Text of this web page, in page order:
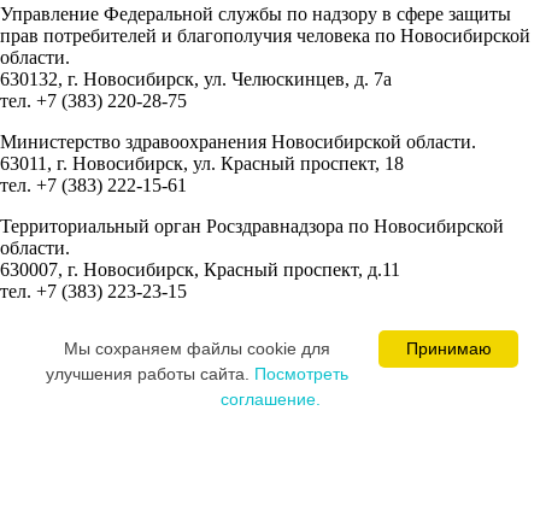
Управление Федеральной службы по надзору в сфере защиты
прав потребителей и благополучия человека по Новосибирской
области.
630132, г. Новосибирск, ул. Челюскинцев, д. 7а
тел. +7 (383) 220-28-75
Министерство здравоохранения Новосибирской области.
63011, г. Новосибирск, ул. Красный проспект, 18
тел. +7 (383) 222-15-61
Территориальный орган Росздравнадзора по Новосибирской
области.
630007, г. Новосибирск, Красный проспект, д.11
тел. +7 (383) 223-23-15
Ваминцева Марина Николаевна
Цевкалюк Юлия Ивановна
Принимаю
Мы cохраняем файлы cookie для
улучшения работы сайта. Посмотреть
соглашение.